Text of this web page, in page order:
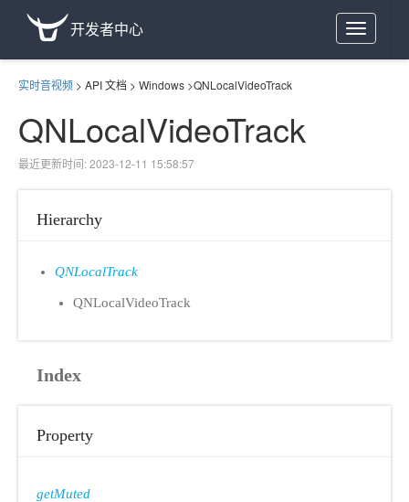
Toggle
navigation
开发者中心
实时音视频 > API 文档 > Windows >QNLocalVideoTrack
QNLocalVideoTrack
最近更新时间: 2023-12-11 15:58:57
Hierarchy
QNLocalTrack
QNLocalVideoTrack
Index
Property
getMuted